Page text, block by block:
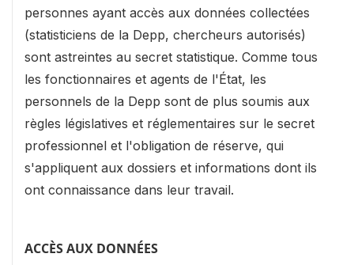
personnes ayant accès aux données collectées
(statisticiens de la Depp, chercheurs autorisés)
sont astreintes au secret statistique. Comme tous
les fonctionnaires et agents de l'État, les
personnels de la Depp sont de plus soumis aux
règles législatives et réglementaires sur le secret
professionnel et l'obligation de réserve, qui
s'appliquent aux dossiers et informations dont ils
ont connaissance dans leur travail.
ACCÈS AUX DONNÉES